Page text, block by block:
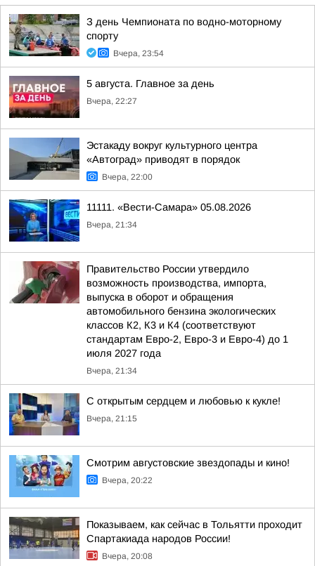
З день Чемпионата по водно-моторному
спорту
Вчера, 23:54
5 августа. Главное за день
Вчера, 22:27
Эстакаду вокруг культурного центра
«Автоград» приводят в порядок
Вчера, 22:00
11111. «Вести-Самара» 05.08.2026
Вчера, 21:34
Правительство России утвердило
возможность производства, импорта,
выпуска в оборот и обращения
автомобильного бензина экологических
классов К2, К3 и К4 (соответствуют
стандартам Евро-2, Евро-3 и Евро-4) до 1
июля 2027 года
Вчера, 21:34
С открытым сердцем и любовью к кукле!
Вчера, 21:15
Смотрим августовские звездопады и кино!
Вчера, 20:22
Показываем, как сейчас в Тольятти проходит
Спартакиада народов России!
Вчера, 20:08